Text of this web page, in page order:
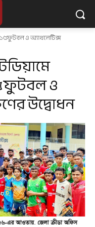
১৫ফুটবল ও অ্যাথলেটিক্স
ও
উদ্বোধন